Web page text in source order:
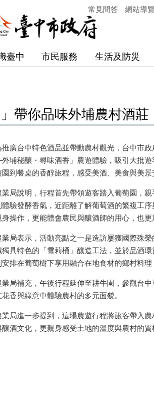
常見問答 網站導
臺中 市民服務 生活及防災
帶你品味外埔農村酒莊
推廣台中特色酒品並帶動農村觀光，台中市
埔秘釀・尋味酒香」農遊體驗，吸引大批
園到餐桌的香醇旅程，感受美酒、美食與美
業局說明，行程首先帶領遊客踏入葡萄園，
體驗發酵香氣，近距離了解葡萄酒的繁複工
身操作，更能體會農民與釀酒師的用心，也
業局表示，活動亮點之一是造訪屢獲國際殊
獨具特色的「雪莉桶」釀造工法，並於品酒
安排在葡萄樹下享用融合在地食材的鄉村料
業局補充，午後行程延伸至耕牛園，參觀台
花香與綠意中體驗農村的多元面貌。
業局進一步提到，這場農遊行程將旅客帶入
釀酒文化，更親身感受土地的溫度與農村的質